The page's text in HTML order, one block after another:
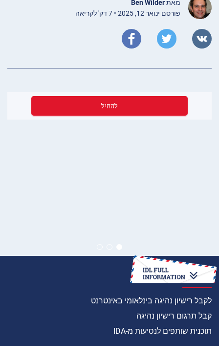
מאתBen Wilder
פורסם ינואר 12, 2025 • 7 דק' לקריאה
להחיל
איך
לקבל רישיון נהיגה בינלאומי באינטרנט
קבל תרגום רישיון נהיגה
תוכנית שותפים לנסיעות מ-IDA